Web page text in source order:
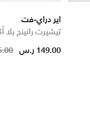
اير دراي-فت
تيشيرت رانينج
Price reduced from
to 149.00 ر.س